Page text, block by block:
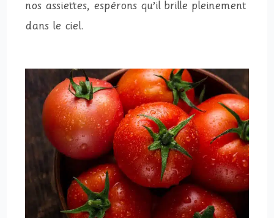
nos assiettes, espérons qu’il brille pleinement
dans le ciel.